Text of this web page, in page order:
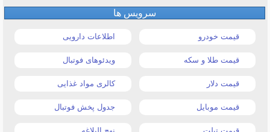
سرویس ها
قیمت خودرو اطلاعات دارویی
قیمت طلا و سکه ویدئوهای فوتبال
قیمت دلار کالری مواد غذایی
قیمت موبایل جدول پخش فوتبال